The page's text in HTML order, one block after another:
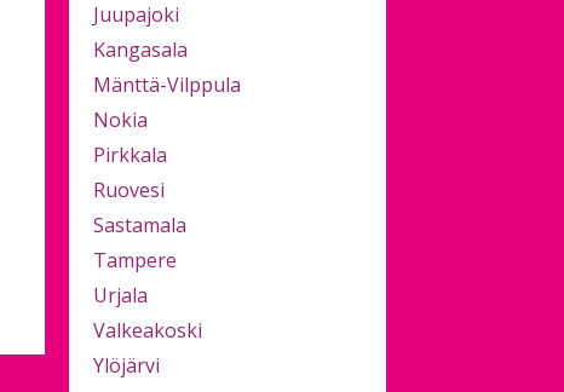
Juupajoki
Kangasala
Mänttä-Vilppula
Nokia
Pirkkala
Ruovesi
Sastamala
Tampere
Urjala
Valkeakoski
Ylöjärvi